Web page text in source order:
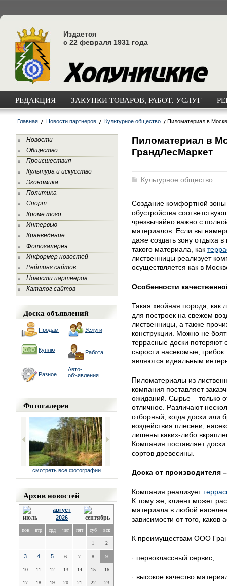
Издается
с 22 февраля 1931 года
РЕДАКЦИЯ ЗАКУПКИ ТОВАРОВ, РАБОТ, УСЛУГ
Главная Новости партнеров Культурное общество Пиломатериал в
Новости
Общество
Происшествия
Культура и искусство
Экономика
Политика
Спорт
Кроме того
Интервью
Краеведение
Фотогалерея
Информер новостей
Рейтинг сайтов
Новости партнеров
Каталог сайтов
Доска объявлений
Продам Услуги
Куплю Работа
Разное
Авто-
объявления
Фотогалерея
смотреть все фотографии
Архив новостей
август
2026
пон втр срд чет пят суб вск
1 2
3 4 5 6 7 8 9
10 11 12 13 14 15 16
17 18 19 20 21 22 23
Пиломатериал в
ГрандЛесМаркет
Культурное общество
Создание комфортной зоны
обустройства
чрезвычайно важно с
материалов. Если вы
даже создать зону отдыха
такого материала, как
лиственницы реализует
осуществляется как в
Особенности
Такая хвойная порода, как
для построек на свежем
лиственницы, а также
конструкции. Можно не
террасные доски потеряют
сырости насекомые,
являются идеальным
Пиломатериалы из
компания поставляет
ожиданий. Сырье – только
отличное. Различают
отборный, когда доски или
воздействия плесени,
лишены каких-либо
Компания поставляет
сортов древесины.
Доска от
Компания реализует
К тому же, клиент может
материала в любой
зависимости от того, каков
К преимуществам ООО
· первоклассный сервис;
· высокое качество